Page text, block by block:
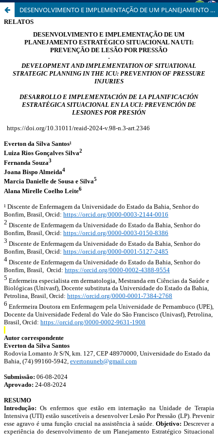
DESENVOLVIMENTO E IMPLEMENTAÇÃO DE UM PLANEJAMENTO ESTRATÉGICO SITUACIONAL NA UTI: PREVENÇÃO DE LESÃO POR PRESSÃO